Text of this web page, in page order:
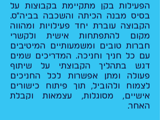
הפעילות בקן מתקיימת בקבוצות על
בסיס מבנה הכיתה והשכבה בביה"ס.
הקבוצה עוברת יחד פעילויות ומהווה
מקום להתפתחות אישית ולקשרי
חברות טובים ומשמעותיים המיטיבים
עם כל חניך וחניכה. המדריכים שמים
דגש בתהליך הקבוצתי על שיתוף
פעולה ומתן אפשרות לכל החניכים
לצמוח ולהוביל, תוך פיתוח כישורים
אישיים, מסוגלות, עצמאות וקבלת
האחר.